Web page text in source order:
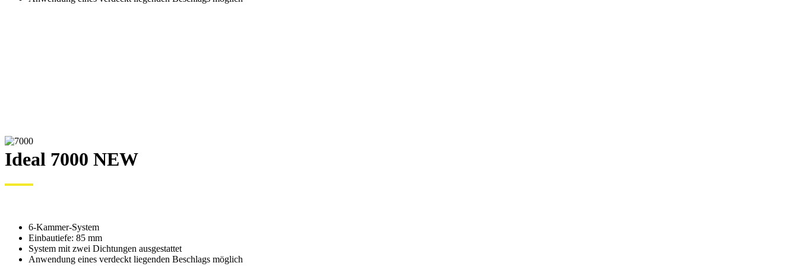
Ideal 7000 NEW
6-Kammer-System
Einbautiefe: 85 mm
System mit zwei Dichtungen ausgestattet
Anwendung eines verdeckt liegenden Beschlags möglich